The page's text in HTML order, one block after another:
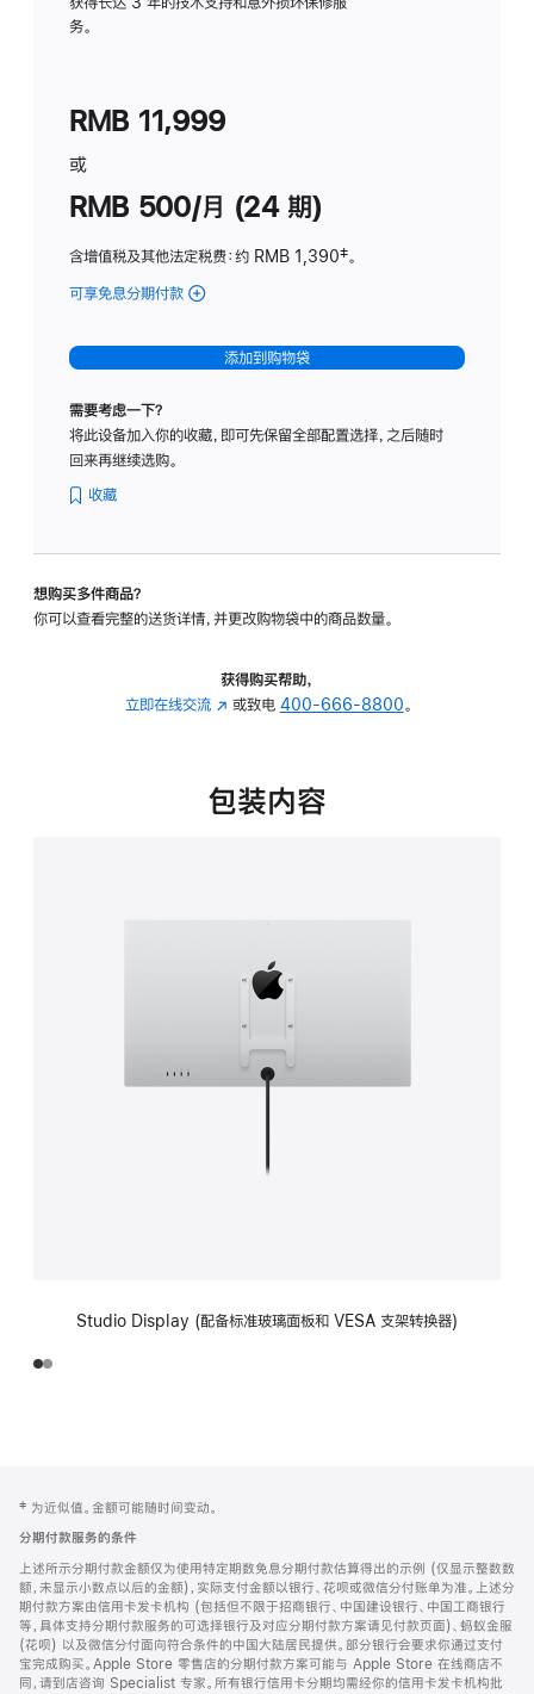
务。
RMB 11,999
或
RMB 500/月 (24 期)
含增值税及其他法定税费：约 RMB 1,390脚
‡。
可享免息分期付款 (Studio
-
标
璃
转
的
添加到购物袋
需要考虑一下？
将此设备加入你的收藏，即可先保留全部配置选择，之后随时
回来再继续选购。
收藏
想购买多件商品？
你可以查看完整的送货详情，并更改购物袋中的商品数量。
获得购买帮助，
立即在线交流 (在
中
或致电 400-666-8800。
包装内容
Studio Display (配备标准玻璃面板和 VESA 支架转换器)
页
页
脚
注
‡ 为近似值。金额可能随时间变动。
分期付款服务的条件
上述所示分期付款金额仅为使用特定期数免息分期付款估算得出的示例 (仅显示整数数
额，未显示小数点以后的金额)，实际支付金额以银行、花呗或微信分付账单为准。上述分
期付款方案由信用卡发卡机构 (包括但不限于招商银行、中国建设银行、中国工商银行
等，具体支持分期付款服务的可选择银行及对应分期付款方案请见付款页面)、蚂蚁金服
(花呗) 以及微信分付面向符合条件的中国大陆居民提供。部分银行会要求你通过支付
宝完成购买。Apple Store 零售店的分期付款方案可能与 Apple Store 在线商店不
同，请到店咨询 Specialist 专家。所有银行信用卡分期均需经你的信用卡发卡机构批